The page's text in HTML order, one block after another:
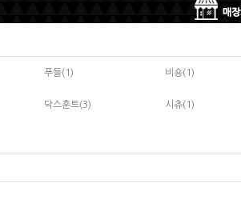
푸들(1) 비숑(1)
닥스훈트(3) 시츄(1)